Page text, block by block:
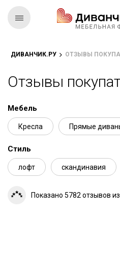
ДИВАНЧИК.РУ ОТЗЫВЫ
Отзывы
Мебель
Кресла Прямые
Стиль
лофт скандинавия
Показано 5782 отзывов